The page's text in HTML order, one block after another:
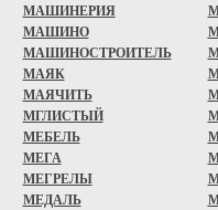
МАШИНЕРИЯ
МАШИНО
МАШИНОСТРОИТЕЛЬ
МАЯК
МАЯЧИТЬ
МГЛИСТЫЙ
МЕБЕЛЬ
МЕГА
МЕГРЕЛЫ
МЕДАЛЬ